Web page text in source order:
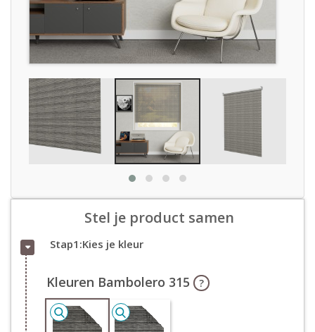
Stel je product samen
Stap1:Kies je kleur
Kleuren Bambolero 315 ?